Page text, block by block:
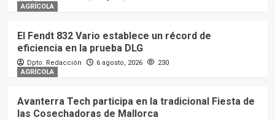
AGRÍCOLA
El Fendt 832 Vario establece un récord de
eficiencia en la prueba DLG
Dpto. Redacción 6 agosto, 2026
230
AGRÍCOLA
Avanterra Tech participa en la tradicional Fiesta de
las Cosechadoras de Mallorca